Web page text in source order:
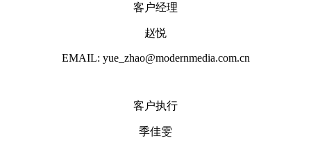
客户经理
赵悦
EMAIL: yue_zhao@modernmedia.com.cn
客户执行
季佳雯